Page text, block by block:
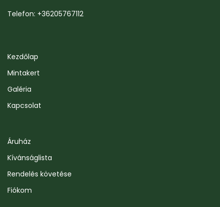
Telefon: +36205767112
Kezdőlap
Mintakert
Galéria
Kapcsolat
Áruház
Kívánságlista
Rendelés követése
Fiókom